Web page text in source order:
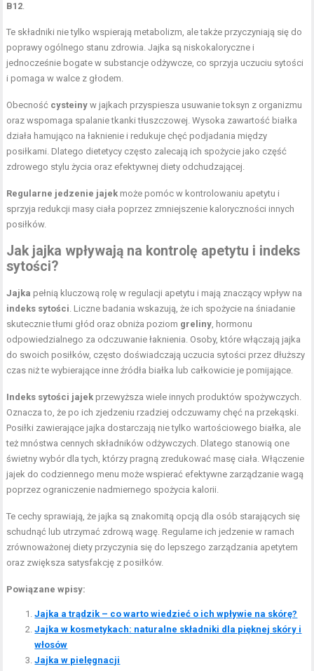
B12.
Te składniki nie tylko wspierają metabolizm, ale także przyczyniają się do
poprawy ogólnego stanu zdrowia. Jajka są niskokaloryczne i
jednocześnie bogate w substancje odżywcze, co sprzyja uczuciu sytości
i pomaga w walce z głodem.
Obecność cysteiny w jajkach przyspiesza usuwanie toksyn z organizmu
oraz wspomaga spalanie tkanki tłuszczowej. Wysoka zawartość białka
działa hamująco na łaknienie i redukuje chęć podjadania między
posiłkami. Dlatego dietetycy często zalecają ich spożycie jako część
zdrowego stylu życia oraz efektywnej diety odchudzającej.
Regularne jedzenie jajek może pomóc w kontrolowaniu apetytu i
sprzyja redukcji masy ciała poprzez zmniejszenie kaloryczności innych
posiłków.
Jak jajka wpływają na kontrolę apetytu i indeks
sytości?
Jajka pełnią kluczową rolę w regulacji apetytu i mają znaczący wpływ na
indeks sytości. Liczne badania wskazują, że ich spożycie na śniadanie
skutecznie tłumi głód oraz obniża poziom greliny, hormonu
odpowiedzialnego za odczuwanie łaknienia. Osoby, które włączają jajka
do swoich posiłków, często doświadczają uczucia sytości przez dłuższy
czas niż te wybierające inne źródła białka lub całkowicie je pomijające.
Indeks sytości jajek przewyższa wiele innych produktów spożywczych.
Oznacza to, że po ich zjedzeniu rzadziej odczuwamy chęć na przekąski.
Posiłki zawierające jajka dostarczają nie tylko wartościowego białka, ale
też mnóstwa cennych składników odżywczych. Dlatego stanowią one
świetny wybór dla tych, którzy pragną zredukować masę ciała. Włączenie
jajek do codziennego menu może wspierać efektywne zarządzanie wagą
poprzez ograniczenie nadmiernego spożycia kalorii.
Te cechy sprawiają, że jajka są znakomitą opcją dla osób starających się
schudnąć lub utrzymać zdrową wagę. Regularne ich jedzenie w ramach
zrównoważonej diety przyczynia się do lepszego zarządzania apetytem
oraz zwiększa satysfakcję z posiłków.
Powiązane wpisy:
Jajka a trądzik – co warto wiedzieć o ich wpływie na skórę?
Jajka w kosmetykach: naturalne składniki dla pięknej skóry i
włosów
Jajka w pielęgnacji